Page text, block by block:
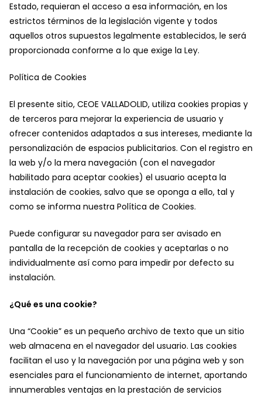
Estado, requieran el acceso a esa información, en los
estrictos términos de la legislación vigente y todos
aquellos otros supuestos legalmente establecidos, le será
proporcionada conforme a lo que exige la Ley.
Política de Cookies
El presente sitio, CEOE VALLADOLID, utiliza cookies propias y
de terceros para mejorar la experiencia de usuario y
ofrecer contenidos adaptados a sus intereses, mediante la
personalización de espacios publicitarios. Con el registro en
la web y/o la mera navegación (con el navegador
habilitado para aceptar cookies) el usuario acepta la
instalación de cookies, salvo que se oponga a ello, tal y
como se informa nuestra Política de Cookies.
Puede configurar su navegador para ser avisado en
pantalla de la recepción de cookies y aceptarlas o no
individualmente así como para impedir por defecto su
instalación.
¿Qué es una cookie?
Una “Cookie” es un pequeño archivo de texto que un sitio
web almacena en el navegador del usuario. Las cookies
facilitan el uso y la navegación por una página web y son
esenciales para el funcionamiento de internet, aportando
innumerables ventajas en la prestación de servicios